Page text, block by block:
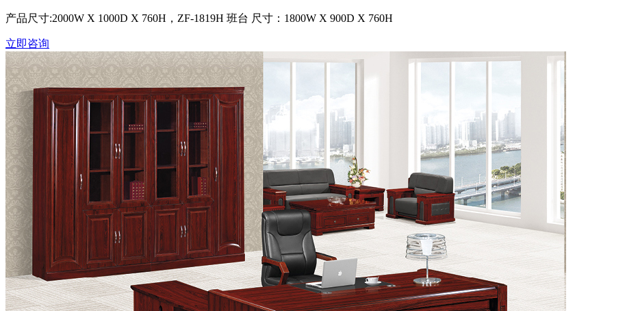
产品尺寸:2000W X 1000D X 760H，ZF-1819H 班台 尺寸：1800W X 900D X 760H
立即咨询